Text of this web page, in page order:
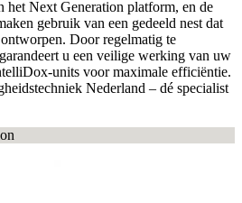
het Next Generation platform, en de
gebruik van een gedeeld nest dat
Door regelmatig te
u een veilige werking van uw
units voor maximale efficiëntie.
Nederland – dé specialist